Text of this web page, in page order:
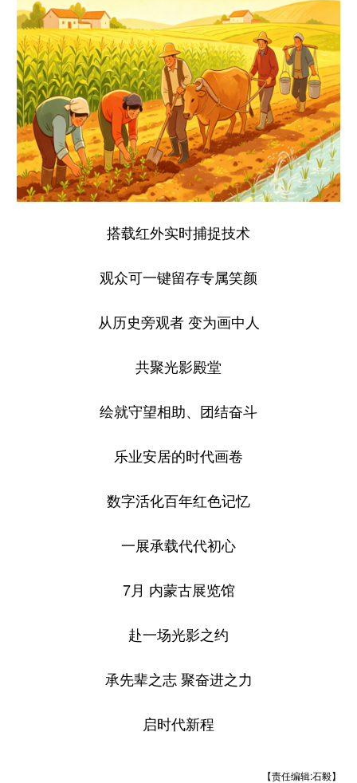
搭载红外实时捕捉技术
观众可一键留存专属笑颜
从历史旁观者 变为画中人
共聚光影殿堂
绘就守望相助、团结奋斗
乐业安居的时代画卷
数字活化百年红色记忆
一展承载代代初心
7月 内蒙古展览馆
赴一场光影之约
承先辈之志 聚奋进之力
启时代新程
【责任编辑:石毅】